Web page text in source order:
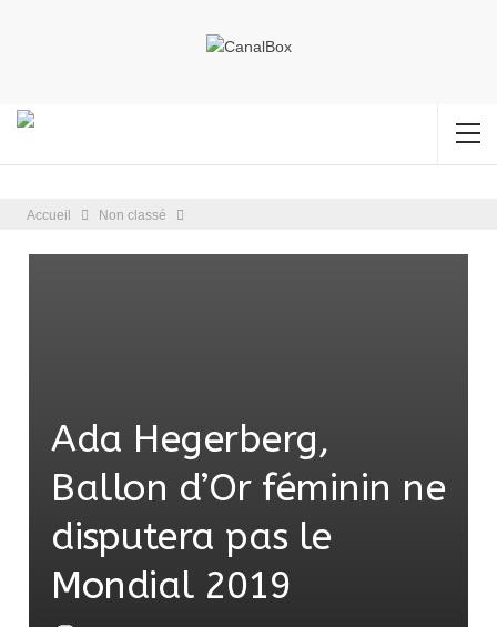
Accueil Non classé
Ada Hegerberg,
Ballon d’Or féminin ne
disputera pas le
Mondial 2019